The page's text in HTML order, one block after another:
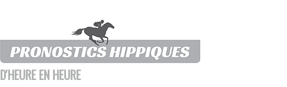
D'HEURE EN HEURE